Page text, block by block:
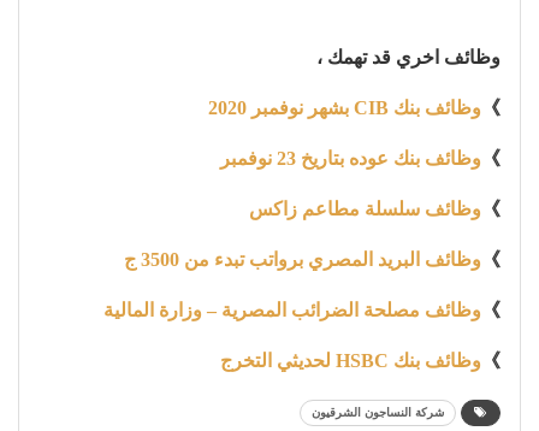
وظائف اخري قد تهمك ،
》 وظائف بنك CIB بشهر نوفمبر 2020
》 وظائف بنك عوده بتاريخ 23 نوفمبر
》 وظائف سلسلة مطاعم زاكس
》 وظائف البريد المصري برواتب تبدء من 3500 ج
》 وظائف مصلحة الضرائب المصرية – وزارة المالية
》 وظائف بنك HSBC لحديثي التخرج
شركة النساجون الشرقيون